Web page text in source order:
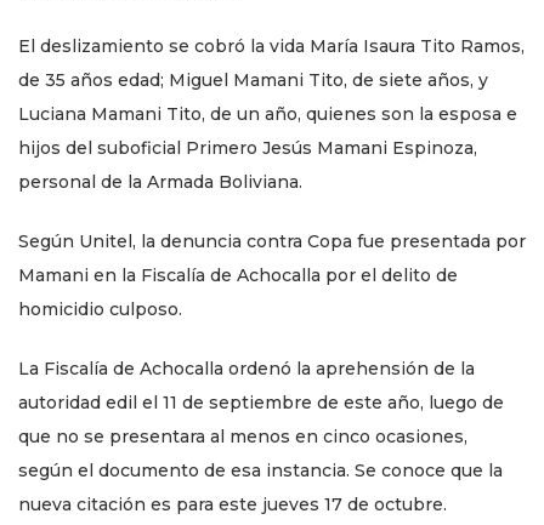
El deslizamiento se cobró la vida María Isaura Tito Ramos,
de 35 años edad; Miguel Mamani Tito, de siete años, y
Luciana Mamani Tito, de un año, quienes son la esposa e
hijos del suboficial Primero Jesús Mamani Espinoza,
personal de la Armada Boliviana.
Según Unitel, la denuncia contra Copa fue presentada por
Mamani en la Fiscalía de Achocalla por el delito de
homicidio culposo.
La Fiscalía de Achocalla ordenó la aprehensión de la
autoridad edil el 11 de septiembre de este año, luego de
que no se presentara al menos en cinco ocasiones,
según el documento de esa instancia. Se conoce que la
nueva citación es para este jueves 17 de octubre.